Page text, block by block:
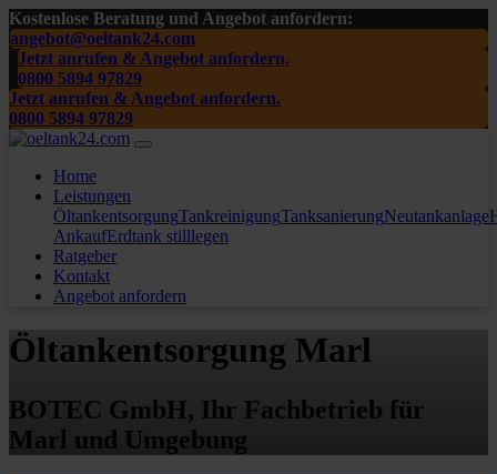
Kostenlose Beratung und Angebot anfordern:
angebot@oeltank24.com
Jetzt anrufen & Angebot anfordern.
0800 5894 97829
Jetzt anrufen & Angebot anfordern.
0800 5894 97829
Home
Leistungen
ÖltankentsorgungTankreinigungTanksanierungNeutankanlage
AnkaufErdtank stilllegen
Ratgeber
Kontakt
Angebot anfordern
Öltankentsorgung Marl
BOTEC GmbH, Ihr Fachbetrieb für
Marl und Umgebung